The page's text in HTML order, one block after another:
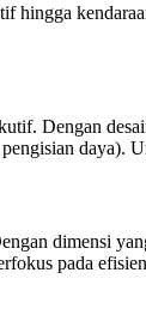
Dengan
daya).
dimensi
pada